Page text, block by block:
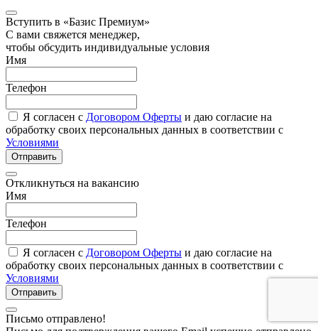
Вступить в «Базис Премиум»
С вами свяжется менеджер,
чтобы обсудить индивидуальные условия
Имя
Телефон
Я согласен с Договором Оферты и даю согласие на
обработку своих персональных данных в соответствии с
Условиями
Отправить
Откликнуться на вакансию
Имя
Телефон
Я согласен с Договором Оферты и даю согласие на
обработку своих персональных данных в соответствии с
Условиями
Отправить
Письмо отправлено!